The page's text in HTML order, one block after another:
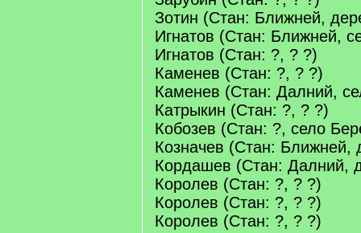
Зотин (Стан: Ближней,
Игнатов (Стан: Ближней,
Игнатов (Стан: ?, ? ?)
Каменев (Стан: ?, ? ?)
Каменев (Стан: Далний,
Катрыкин (Стан: ?, ? ?)
Кобозев (Стан: ?, село
Козначев (Стан: Ближней,
Кордашев (Стан: Далний,
Королев (Стан: ?, ? ?)
Королев (Стан: ?, ? ?)
Королев (Стан: ?, ? ?)